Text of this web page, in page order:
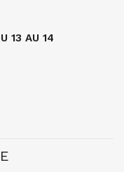
13 AU 14